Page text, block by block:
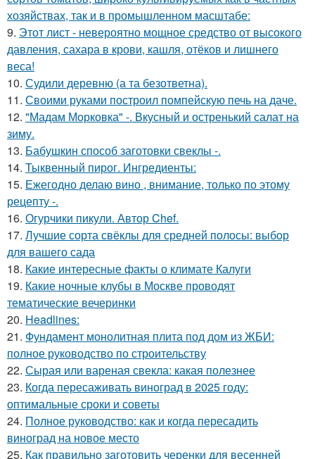
хозяйствах, так и в промышленном масштабе:
9. Этот лист - невероятно мощное средство от высокого
давления, сахара в крови, кашля, отёков и лишнего
веса!
10. Судили деревню (а та безответна).
11. Своими руками построил помпейскую печь на даче.
12. "Мадам Морковка" -. Вкусный и остренький салат на
зиму.
13. Бабушкин способ заготовки свеклы -.
14. Тыквенный пирог. Ингредиенты:
15. Ежегодно делаю вино , внимание, только по этому
рецепту -.
16. Огурчики пикули. Автор Chef.
17. Лучшие сорта свёклы для средней полосы: выбор
для вашего сада
18. Какие интересные факты о климате Калуги
19. Какие ночные клубы в Москве проводят
тематические вечеринки
20. Headlines:
21. Фундамент монолитная плита под дом из ЖБИ:
полное руководство по строительству
22. Сырая или вареная свекла: какая полезнее
23. Когда пересаживать виноград в 2025 году:
оптимальные сроки и советы
24. Полное руководство: как и когда пересадить
виноград на новое место
25. Как правильно заготовить черенки для весенней